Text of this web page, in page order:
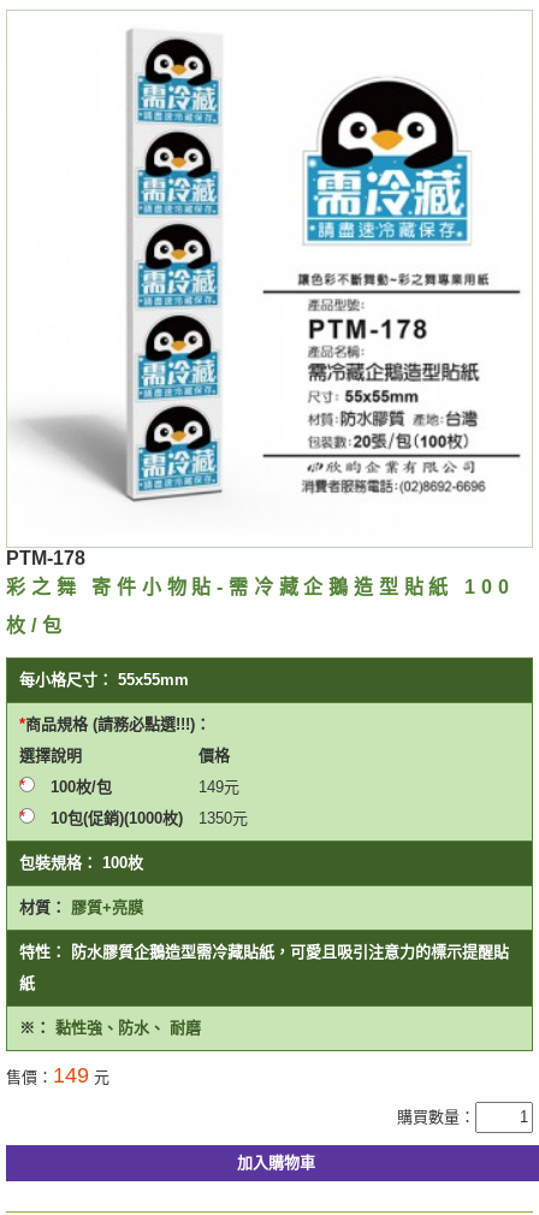
PTM-178
彩之舞 寄件小物貼-需冷藏企鵝造型貼紙 100
枚/包
每小格尺寸： 55x55mm
商品規格 (請務必點選!!!)：
選擇說明
價格
100枚/包
149元
10包(促銷)(1000枚) 1350元
包裝規格： 100枚
材質： 膠質+亮膜
特性：
防水膠質企鵝造型需冷藏貼紙，可愛且吸引注意力的標示提醒貼
紙
※： 黏性強、防水、 耐磨
售價： 149 元
購買數量：